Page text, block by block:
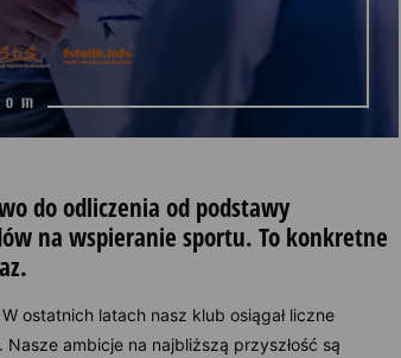
do odliczenia od podstawy
na wspieranie sportu. To konkretne
ostatnich latach nasz klub osiągał liczne
ambicje na najbliższą przyszłość są